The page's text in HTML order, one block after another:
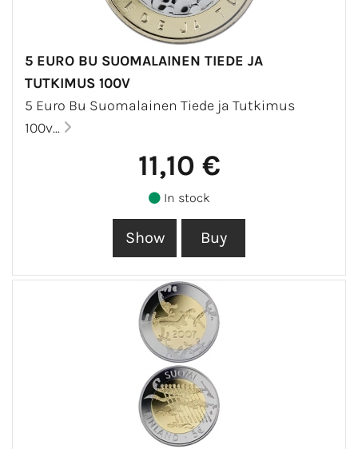
5 EURO BU SUOMALAINEN TIEDE JA
TUTKIMUS 100V
5 Euro Bu Suomalainen Tiede ja Tutkimus
100v...
11,10 €
In stock